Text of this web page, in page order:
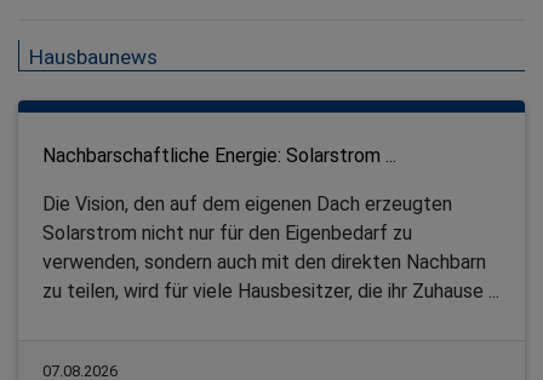
Hausbaunews
Nachbarschaftliche Energie: Solarstrom ...
Die Vision, den auf dem eigenen Dach erzeugten
Solarstrom nicht nur für den Eigenbedarf zu
verwenden, sondern auch mit den direkten Nachbarn
zu teilen, wird für viele Hausbesitzer, die ihr Zuhause ...
07.08.2026